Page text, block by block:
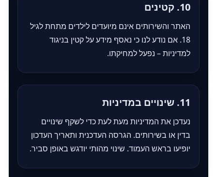
10. קטינים
האתר והשירותים אינם מיועדים לילדים מתחת לגיל
18. אם נודע לנו כי נאסף מידע על קטין בניגוד
למדיניות – נפעל למחיקתו.
11. שינויים במדיניות
נעדכן את המדיניות מעת לעת כדי לשקף שינויים
בדין או בשירותים. הגרסה העדכנית ותאריך העדכון
יופיעו בראש העמוד. שינוי מהותי יודגש באופן סביר.